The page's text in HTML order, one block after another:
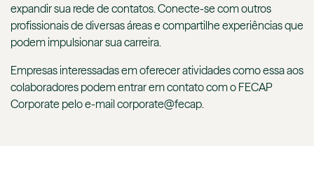
expandir sua rede de contatos. Conecte-se com outros
profissionais de diversas áreas e compartilhe experiências que
podem impulsionar sua carreira.
Empresas interessadas em oferecer atividades como essa aos
colaboradores podem entrar em contato com o FECAP
Corporate pelo e-mail corporate@fecap.